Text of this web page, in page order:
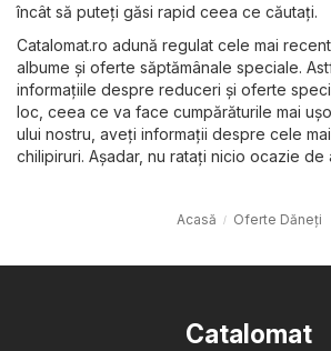
încât să puteți găsi rapid ceea ce căutați.
Catalomat.ro adună regulat cele mai
albume și oferte săptămânale speciale.
informațiile despre reduceri și oferte
loc, ceea ce va face cumpărăturile mai
ului nostru, aveți informații despre cele
chilipiruri. Așadar, nu ratați nicio ocazie de
Acasă Oferte Dăneţi
Catalomat